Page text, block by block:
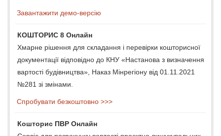
Завантажити демо-версію
КОШТОРИС 8 Онлайн
Хмарне рішення для складання і перевірки кошторисної
документації відповідно до КНУ «Настанова з визначення
вартості будівництва», Наказ Мінрегіону від 01.11.2021
№281 зі змінами.
Спробувати безкоштовно >>>
Кошторис ПВР Онлайн